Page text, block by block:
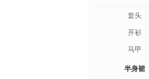
套头
开衫
马甲
半身裙